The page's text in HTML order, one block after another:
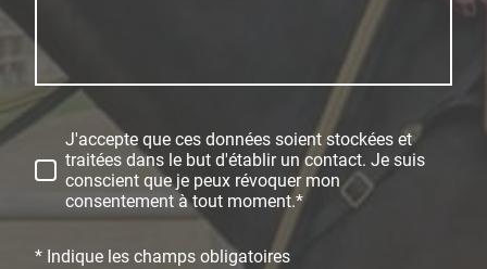
J'accepte que ces données soient stockées et
traitées dans le but d'établir un contact. Je suis
conscient que je peux révoquer mon
consentement à tout moment.*
* Indique les champs obligatoires